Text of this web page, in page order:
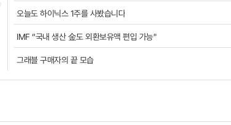
오늘도 하이닉스 1주를 사봤습니다
IMF “국내 생산 金도 외환보유액 편입 가능”
그래블 구매자의 끝 모습